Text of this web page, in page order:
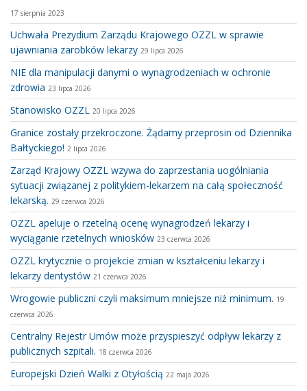
17 sierpnia 2023
Uchwała Prezydium Zarządu Krajowego OZZL w sprawie
ujawniania zarobków lekarzy 29 lipca 2026
NIE dla manipulacji danymi o wynagrodzeniach w ochronie
zdrowia 23 lipca 2026
Stanowisko OZZL 20 lipca 2026
Granice zostały przekroczone. Żądamy przeprosin od Dziennika
Bałtyckiego! 2 lipca 2026
Zarząd Krajowy OZZL wzywa do zaprzestania uogólniania
sytuacji związanej z politykiem-lekarzem na całą społeczność
lekarską. 29 czerwca 2026
OZZL apeluje o rzetelną ocenę wynagrodzeń lekarzy i
wyciąganie rzetelnych wniosków 23 czerwca 2026
OZZL krytycznie o projekcie zmian w kształceniu lekarzy i
lekarzy dentystów 21 czerwca 2026
Wrogowie publiczni czyli maksimum mniejsze niż minimum. 19
czerwca 2026
Centralny Rejestr Umów może przyspieszyć odpływ lekarzy z
publicznych szpitali. 18 czerwca 2026
Europejski Dzień Walki z Otyłością 22 maja 2026